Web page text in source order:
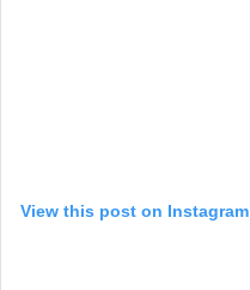
View this post on Instagram